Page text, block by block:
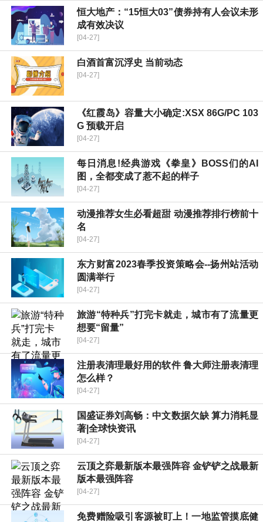
恒大地产：“15恒大03”债券持有人会议未形
成有效决议
[04-27]
白酒首富沉浮史 当前动态
[04-27]
《红霞岛》容量大小确定:XSX 86G/PC 103
G 预载开启
[04-27]
每日消息!经典游戏《拳皇》BOSS们的AI
图，全都变成了惹不起的样子
[04-27]
动漫推荐女生必看超甜 动漫推荐排行榜前十
名
[04-27]
东方财富2023春季投资策略会--扬州站活动
圆满举行
[04-27]
旅游“特种兵”打完卡就走，城市有了流量更
想要“留量”
[04-27]
注册表清理最好用的软件 鲁大师注册表清理
怎么样？
[04-27]
国盛证券刘高畅：中文数据欠缺 算力消耗显
著|全球快资讯
[04-27]
云顶之弈最新版本最强阵容 金铲铲之战最新
版本最强阵容
[04-27]
免费赠险吸引客源被盯上！一地监管摸底健